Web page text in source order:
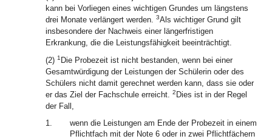
kann bei Vorliegen eines wichtigen Grundes um längstens
drei Monate verlängert werden. 3Als wichtiger Grund gilt
insbesondere der Nachweis einer längerfristigen
Erkrankung, die die Leistungsfähigkeit beeinträchtigt.
(2) 1 Die Probezeit ist nicht bestanden, wenn bei einer
Gesamtwürdigung der Leistungen der Schülerin oder des
Schülers nicht damit gerechnet werden kann, dass sie oder
er das Ziel der Fachschule erreicht. 2 Dies ist in der Regel
der Fall,
1.
wenn die Leistungen am Ende der Probezeit in einem
Pflichtfach mit der Note 6 oder in zwei Pflichtfächern